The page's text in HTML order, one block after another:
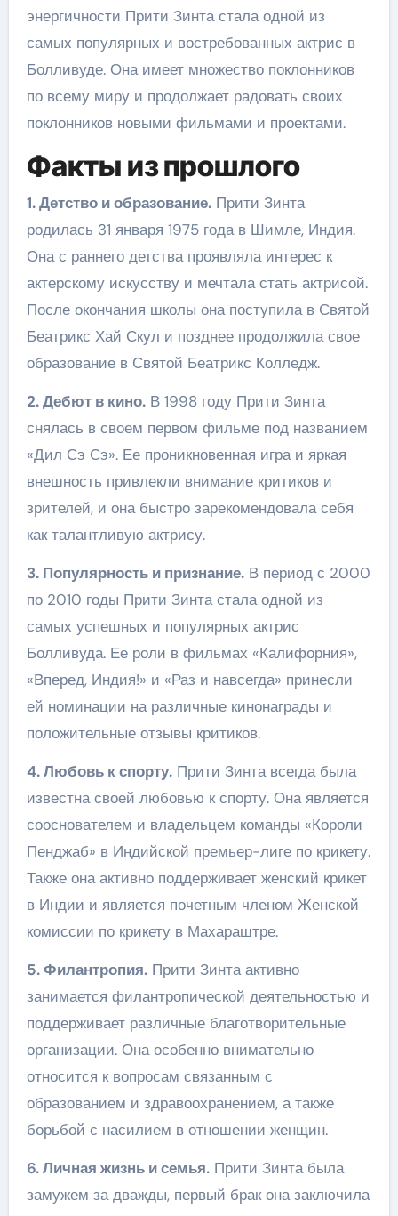
энергичности Прити Зинта стала одной из
самых популярных и востребованных актрис в
Болливуде. Она имеет множество поклонников
по всему миру и продолжает радовать своих
поклонников новыми фильмами и проектами.
Факты из прошлого
1. Детство и образование.Прити Зинта
родилась 31 января 1975 года в Шимле, Индия.
Она с раннего детства проявляла интерес к
актерскому искусству и мечтала стать актрисой.
После окончания школы она поступила в Святой
Беатрикс Хай Скул и позднее продолжила свое
образование в Святой Беатрикс Колледж.
2. Дебют в кино.В 1998 году Прити Зинта
снялась в своем первом фильме под названием
«Дил Сэ Сэ». Ее проникновенная игра и яркая
внешность привлекли внимание критиков и
зрителей, и она быстро зарекомендовала себя
как талантливую актрису.
3. Популярность и признание.В период с 2000
по 2010 годы Прити Зинта стала одной из
самых успешных и популярных актрис
Болливуда. Ее роли в фильмах «Калифорния»,
«Вперед, Индия!» и «Раз и навсегда» принесли
ей номинации на различные кинонаграды и
положительные отзывы критиков.
4. Любовь к спорту.Прити Зинта всегда была
известна своей любовью к спорту. Она является
сооснователем и владельцем команды «Короли
Пенджаб» в Индийской премьер-лиге по крикету.
Также она активно поддерживает женский крикет
в Индии и является почетным членом Женской
комиссии по крикету в Махараштре.
5. Филантропия.Прити Зинта активно
занимается филантропической деятельностью и
поддерживает различные благотворительные
организации. Она особенно внимательно
относится к вопросам связанным с
образованием и здравоохранением, а также
борьбой с насилием в отношении женщин.
6. Личная жизнь и семья.Прити Зинта была
замужем за дважды, первый брак она заключила